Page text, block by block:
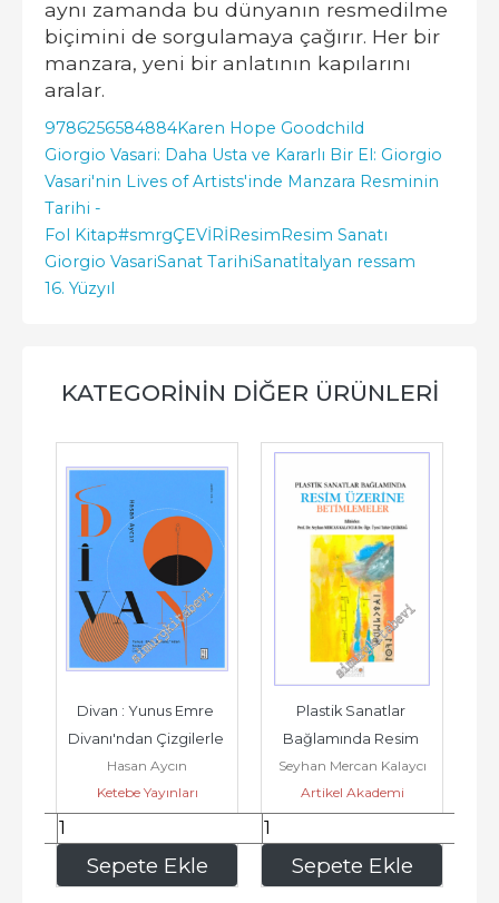
aynı zamanda bu dünyanın resmedilme
biçimini de sorgulamaya çağırır. Her bir
manzara, yeni bir anlatının kapılarını
aralar.
9786256584884Karen Hope Goodchild
Giorgio Vasari: Daha Usta ve Kararlı Bir El: Giorgio
Vasari'nin Lives of Artists'inde Manzara Resminin
Tarihi -
Fol Kitap#smrgÇEVİRİ Resim Resim Sanatı
Giorgio VasariSanat TarihiSanatİtalyan ressam
16. Yüzyıl
KATEGORININ DIĞER ÜRÜNLERI
Sepete Ekle
Divan : Yunus Emre
Divanı'ndan Çizgilerle
Seçmeler -
Hasan Aycın
Ketebe Yayınları
699,30 Sepete Ekle
Plastik Sanatlar
Bağlamında Resim
Üzerine Betimlemeler
-
Seyhan Mercan Kalaycı
Artikel Akademi
425,00